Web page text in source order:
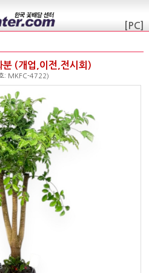
[PC]
분 (개업,이전,전시회)
: MKFC-4722)